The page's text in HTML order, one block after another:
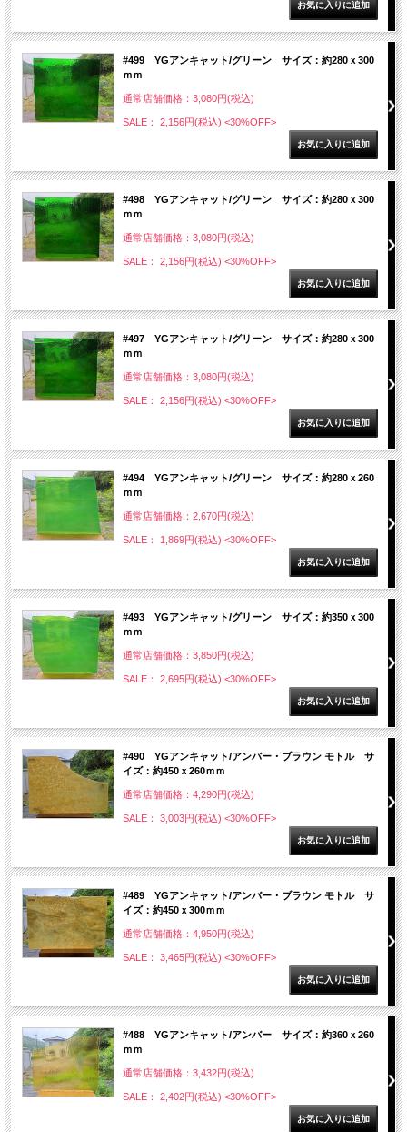
#499 YGアンキャット/グリーン サイズ：約280ｘ300
ｍｍ
通常店舗価格：3,080円(税込)
SALE： 2,156円(税込) <30%OFF>
#498 YGアンキャット/グリーン サイズ：約280ｘ300
ｍｍ
通常店舗価格：3,080円(税込)
SALE： 2,156円(税込) <30%OFF>
#497 YGアンキャット/グリーン サイズ：約280ｘ300
ｍｍ
通常店舗価格：3,080円(税込)
SALE： 2,156円(税込) <30%OFF>
#494 YGアンキャット/グリーン サイズ：約280ｘ260
ｍｍ
通常店舗価格：2,670円(税込)
SALE： 1,869円(税込) <30%OFF>
#493 YGアンキャット/グリーン サイズ：約350ｘ300
ｍｍ
通常店舗価格：3,850円(税込)
SALE： 2,695円(税込) <30%OFF>
#490 YGアンキャット/アンバー・ブラウン モトル サ
イズ：約450ｘ260ｍｍ
通常店舗価格：4,290円(税込)
SALE： 3,003円(税込) <30%OFF>
#489 YGアンキャット/アンバー・ブラウン モトル サ
イズ：約450ｘ300ｍｍ
通常店舗価格：4,950円(税込)
SALE： 3,465円(税込) <30%OFF>
#488 YGアンキャット/アンバー サイズ：約360ｘ260
ｍｍ
通常店舗価格：3,432円(税込)
SALE： 2,402円(税込) <30%OFF>